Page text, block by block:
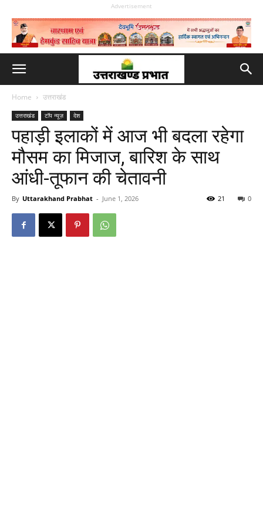
Advertisement
Home उत्तराखंड
उत्तराखंड टॉप न्यूज़ देश
पहाड़ी इलाकों में आज भी बदला रहेगा
मौसम का मिजाज, बारिश के साथ
आंधी-तूफान की चेतावनी
By Uttarakhand Prabhat - June 1, 2026 0
21